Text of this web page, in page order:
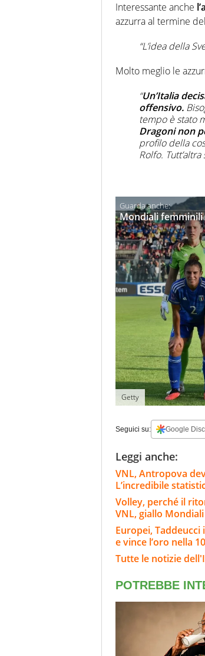
Interessante anche
azzurra al termine
“L’idea della
Molto meglio le
“Un’Italia
offensivo.
tempo è stato
Dragoni non
profilo della
Rolfo.
Mondiali
Getty
Seguici su: Google
Leggi anche:
VNL, Antropova
L’incredibile
Volley, perché il
VNL, giallo Mondiali
Europei,
e vince l’oro nella
Tutte le notizie